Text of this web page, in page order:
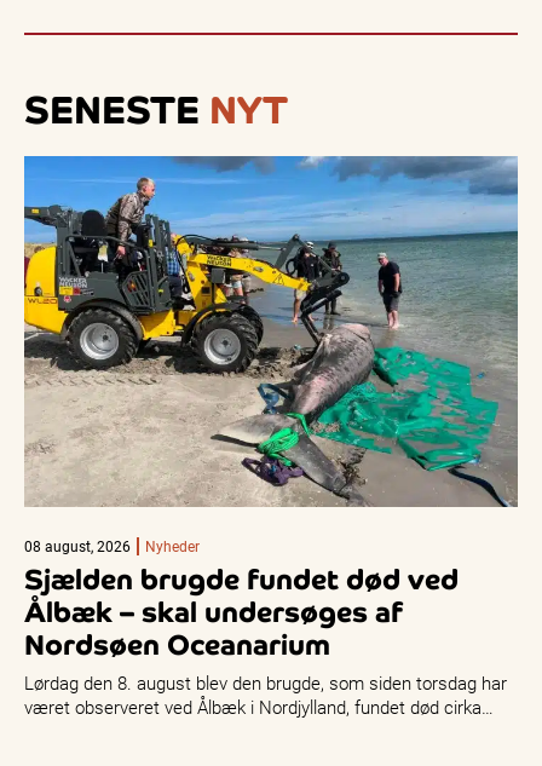
SENESTE NYT
08 august, 2026 Nyheder
Sjælden brugde fundet død ved
Ålbæk – skal undersøges af
Nordsøen Oceanarium
Lørdag den 8. august blev den brugde, som siden torsdag har
været observeret ved Ålbæk i Nordjylland, fundet død cirka…